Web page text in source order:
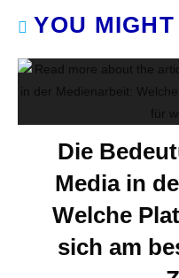
YOU
Die
Media in
Welche
sich am